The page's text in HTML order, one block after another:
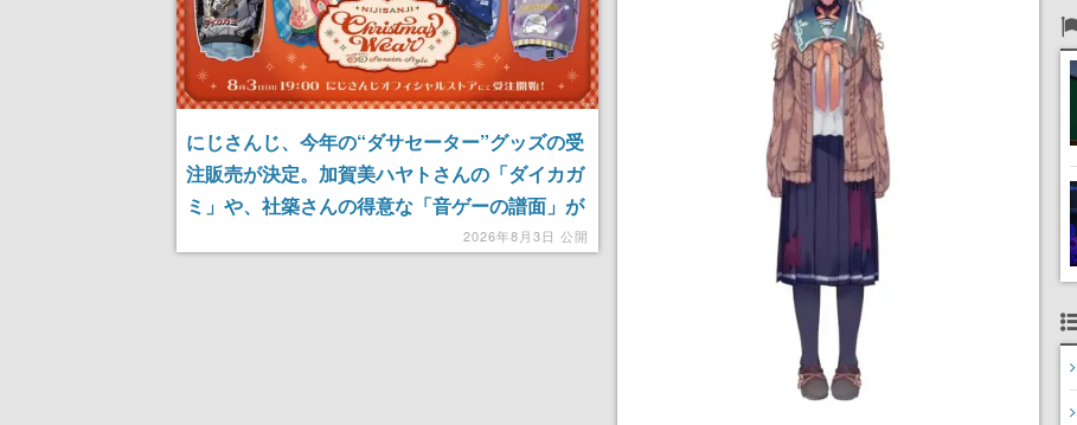
にじさんじ、今年の“ダサセーター”グッズの受
注販売が決定。加賀美ハヤトさんの「ダイカガ
ミ」や、社築さんの得意な「音ゲーの譜面」が
あしらわれたインパクト強すぎのセーターが並
2026年8月3日 公開